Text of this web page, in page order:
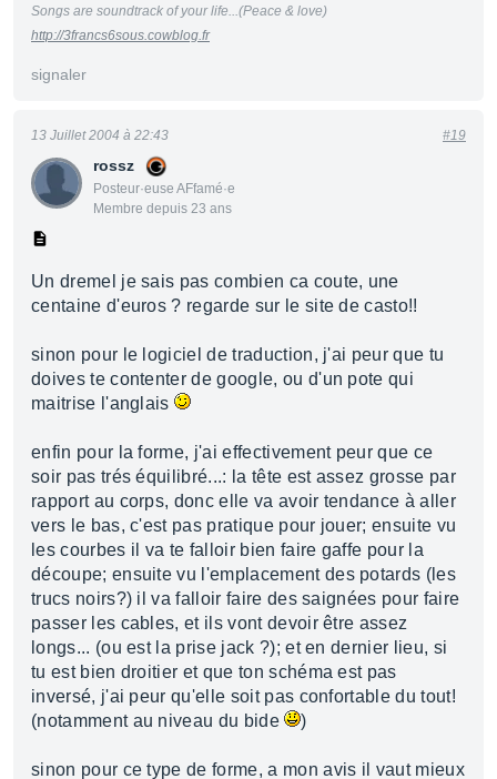
Songs are soundtrack of your life...(Peace & love)
http://3francs6sous.cowblog.fr
signaler
rossz
Posteur·euse AFfamé·e
Membre depuis 23 ans
13 Juillet 2004 à 22:43 #19
Un dremel je sais pas combien ca coute, une
centaine d'euros ? regarde sur le site de casto!!
sinon pour le logiciel de traduction, j'ai peur que tu
doives te contenter de google, ou d'un pote qui
maitrise l'anglais
enfin pour la forme, j'ai effectivement peur que ce
soir pas trés équilibré...: la tête est assez grosse par
rapport au corps, donc elle va avoir tendance à aller
vers le bas, c'est pas pratique pour jouer; ensuite vu
les courbes il va te falloir bien faire gaffe pour la
découpe; ensuite vu l'emplacement des potards (les
trucs noirs?) il va falloir faire des saignées pour faire
passer les cables, et ils vont devoir être assez
longs... (ou est la prise jack ?); et en dernier lieu, si
tu est bien droitier et que ton schéma est pas
inversé, j'ai peur qu'elle soit pas confortable du tout!
(notamment au niveau du bide
)
sinon pour ce type de forme, a mon avis il vaut mieux